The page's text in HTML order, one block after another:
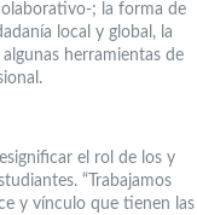
; la forma de
local y global, la
herramientas de
el rol de los y
“Trabajamos
y vínculo que tienen las